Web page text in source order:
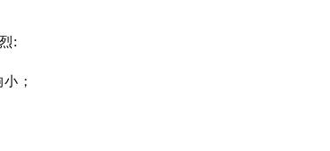
:
；